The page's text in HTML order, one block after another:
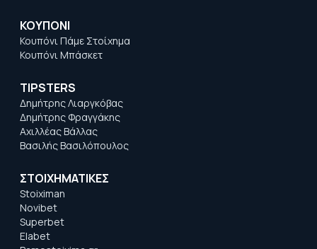
ΚΟΥΠΟΝΙ
Κουπόνι Πάμε Στοίχημα
Κουπόνι Μπάσκετ
TIPSTERS
Δημήτρης Λιαργκόβας
Δημήτρης Φραγγάκης
Αχιλλέας Βάλλας
Βασιλής Βασιλόπουλος
ΣΤΟΙΧΗΜΑΤΙΚΕΣ
Stoiximan
Novibet
Superbet
Elabet